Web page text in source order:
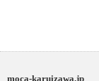
moca-karuizawa.jp